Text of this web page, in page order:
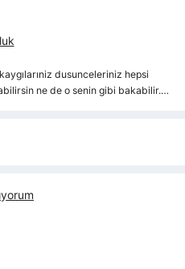
dusunceleriniz hepsi
ne de o senin gibi bakabilir.…